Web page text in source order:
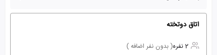
اتاق دوتخته
2 نفره
( بدون نفر اضافه )